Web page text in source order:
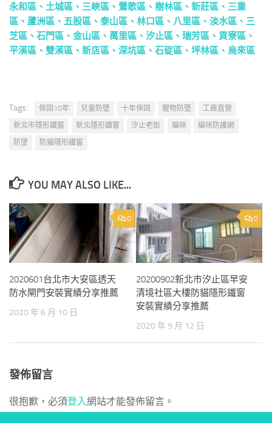
永和區 、 土城區 、 三峽區 、 鶯歌區 、 樹林區 、 新莊區 、 三重
區 、 蘆洲區 、 五股區 、 泰山區 、 林口區 、 八里區 、 淡水區 、 三
芝區 、 石門區 、 金山區 、 萬里區 、 汐止區 、 瑞芳區 、 貢寮區 、
平溪區 、 雙溪區 、 新店區 、 深坑區 、 石碇區 、 坪林區 、 烏來區
Tags: 保固10年 兒童防墜 十年保固 寵物防墜
工廠直營
新北市隱形鐵窗
新北隱形鐵窗 汐止老街 貓咪
貓咪防護網
防墜
防貓隱形鐵窗
YOU MAY ALSO LIKE...
0
2020601台北市大安區透天
防水閘門安裝實績分享推薦
2020 年 6 月 10 日
0
20200902新北市汐止區早安
清境社區大樓防貓隱形鐵窗
安裝實績分享推薦
2020 年 9 月 12 日
發佈留言
很抱歉，必須登入網站才能發佈留言。